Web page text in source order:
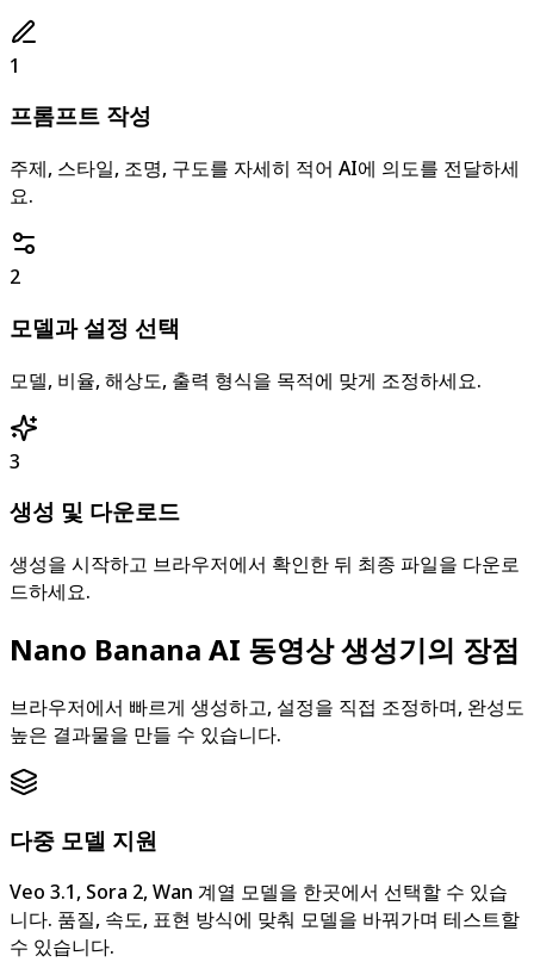
1
프롬프트 작성
주제, 스타일, 조명, 구도를 자세히 적어 AI에 의도를 전달하세
요.
2
모델과 설정 선택
모델, 비율, 해상도, 출력 형식을 목적에 맞게 조정하세요.
3
생성 및 다운로드
생성을 시작하고 브라우저에서 확인한 뒤 최종 파일을 다운로
드하세요.
Nano Banana AI 동영상 생성기의 장점
브라우저에서 빠르게 생성하고, 설정을 직접 조정하며, 완성도
높은 결과물을 만들 수 있습니다.
다중 모델 지원
Veo 3.1, Sora 2, Wan 계열 모델을 한곳에서 선택할 수 있습
니다. 품질, 속도, 표현 방식에 맞춰 모델을 바꿔가며 테스트할
수 있습니다.